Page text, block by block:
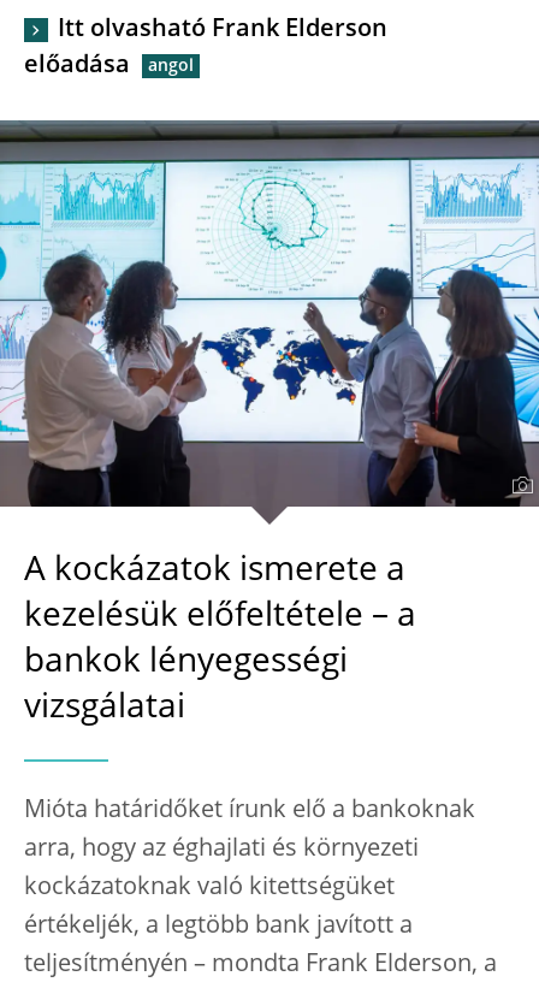
Itt olvasható Frank Elderson
előadása
A kockázatok ismerete a
kezelésük előfeltétele – a
bankok lényegességi
vizsgálatai
Mióta határidőket írunk elő a bankoknak
arra, hogy az éghajlati és környezeti
kockázatoknak való kitettségüket
értékeljék, a legtöbb bank javított a
teljesítményén – mondta Frank Elderson, a